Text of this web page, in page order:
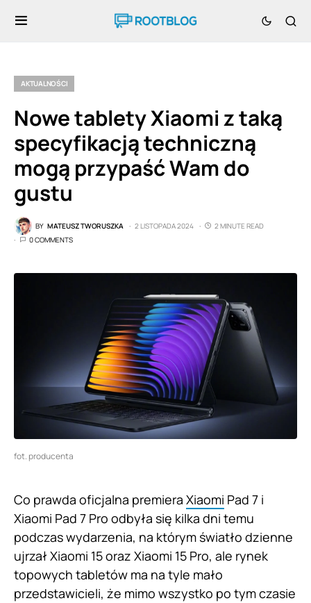
AKTUALNOŚCI
Nowe tablety Xiaomi z taką
specyfikacją techniczną
mogą przypaść Wam do
gustu
BY MATEUSZ TWORUSZKA 2 LISTOPADA 2024
2 MINUTE READ
0 COMMENTS
fot. producenta
Co prawda oficjalna premiera Xiaomi Pad 7 i
Xiaomi Pad 7 Pro odbyła się kilka dni temu
podczas wydarzenia, na którym światło dzienne
ujrzał Xiaomi 15 oraz Xiaomi 15 Pro, ale rynek
topowych tabletów ma na tyle mało
przedstawicieli, że mimo wszystko po tym czasie